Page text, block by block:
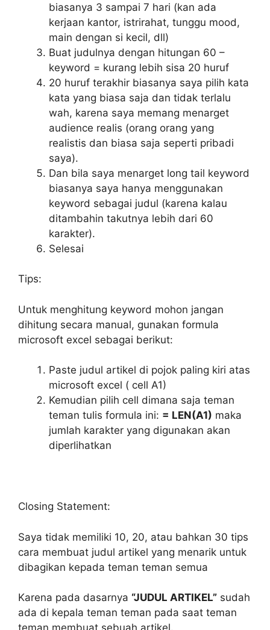
biasanya 3 sampai 7 hari (kan ada
kerjaan kantor, istrirahat, tunggu mood,
main dengan si kecil, dll)
Buat judulnya dengan hitungan 60 –
keyword = kurang lebih sisa 20 huruf
20 huruf terakhir biasanya saya pilih kata
kata yang biasa saja dan tidak terlalu
wah, karena saya memang menarget
audience realis (orang orang yang
realistis dan biasa saja seperti pribadi
saya).
Dan bila saya menarget long tail keyword
biasanya saya hanya menggunakan
keyword sebagai judul (karena kalau
ditambahin takutnya lebih dari 60
karakter).
Selesai
Tips:
Untuk menghitung keyword mohon jangan
dihitung secara manual, gunakan formula
microsoft excel sebagai berikut:
Paste judul artikel di pojok paling kiri atas
microsoft excel ( cell A1)
Kemudian pilih cell dimana saja teman
teman tulis formula ini: = LEN(A1) maka
jumlah karakter yang digunakan akan
diperlihatkan
Closing Statement:
Saya tidak memiliki 10, 20, atau bahkan 30 tips
cara membuat judul artikel yang menarik untuk
dibagikan kepada teman teman semua
Karena pada dasarnya “JUDUL ARTIKEL” sudah
ada di kepala teman teman pada saat teman